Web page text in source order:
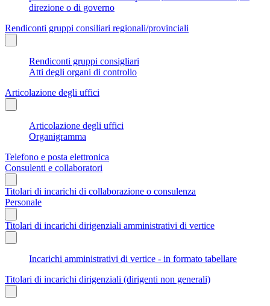
direzione o di governo
Rendiconti gruppi consiliari regionali/provinciali
Rendiconti gruppi consigliari
Atti degli organi di controllo
Articolazione degli uffici
Articolazione degli uffici
Organigramma
Telefono e posta elettronica
Consulenti e collaboratori
Titolari di incarichi di collaborazione o consulenza
Personale
Titolari di incarichi dirigenziali amministrativi di vertice
Incarichi amministrativi di vertice - in formato tabellare
Titolari di incarichi dirigenziali (dirigenti non generali)